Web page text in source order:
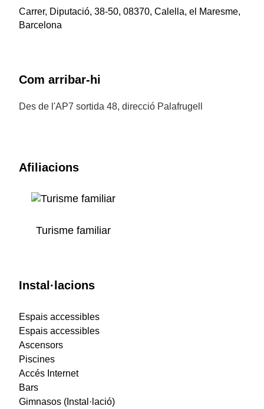
Carrer, Diputació, 38-50, 08370, Calella, el Maresme,
Barcelona
Com arribar-hi
Des de l'AP7 sortida 48, direcció Palafrugell
Afiliacions
Turisme familiar
Instal·lacions
Espais accessibles
Espais accessibles
Ascensors
Piscines
Accés Internet
Bars
Gimnasos (Instal·lació)